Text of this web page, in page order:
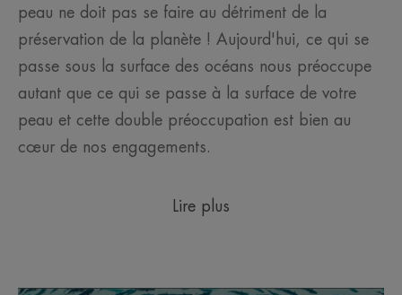
peau ne doit pas se faire au détriment de la
préservation de la planète ! Aujourd'hui, ce qui se
passe sous la surface des océans nous préoccupe
autant que ce qui se passe à la surface de votre
peau et cette double préoccupation est bien au
cœur de nos engagements.
Lire plus